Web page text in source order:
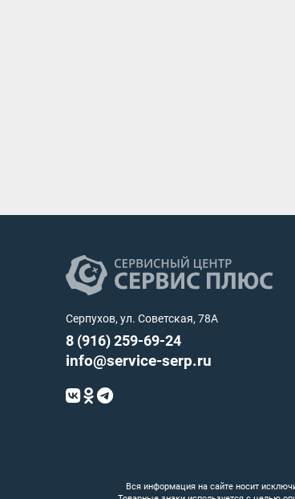
Серпухов, ул. Советская, 78А
8 (916) 259-69-24
info@service-serp.ru
Вся информация на сайте носит